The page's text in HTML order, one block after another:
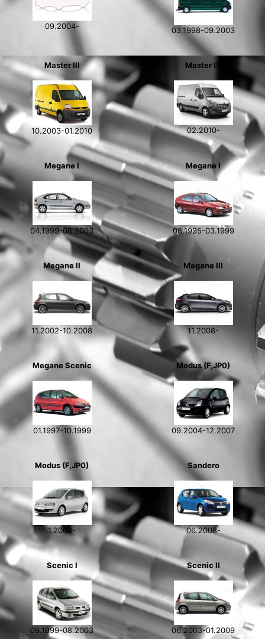
09.2004- 03.1998-09.2003
Master III
10.2003-01.2010
Master IV
02.2010-
Megane I
04.1999-08.2003
Megane I
08.1995-03.1999
Megane II
11.2002-10.2008
Megane III
11.2008-
Megane Scenic
01.1997-10.1999
Modus (F,JP0)
09.2004-12.2007
Modus (F,JP0)
1.2008-
Sandero
06.2008-
Scenic I
09.1999-08.2003
Scenic II
06.2003-01.2009